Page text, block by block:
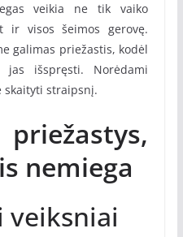
veikia ne tik vaiko
ir visos šeimos gerovę.
galimas priežastis, kodėl
išspręsti. Norėdami
skaityti straipsnį.
nemiega
veiksniai